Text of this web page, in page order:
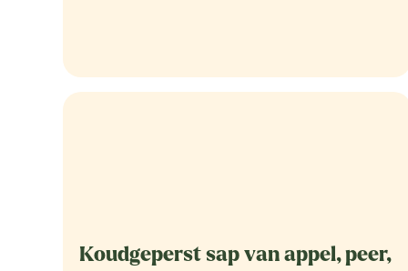
Koudgeperst sap van appel, peer,